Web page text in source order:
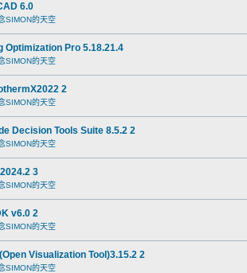
6.0
SIMON的天空
Optimization Pro 5.18.21.4
SIMON的天空
2
SIMON的天空
Decision Tools Suite 8.5.2 2
SIMON的天空
3
SIMON的天空
v6.0 2
SIMON的天空
Visualization Tool)3.15.2 2
SIMON的天空